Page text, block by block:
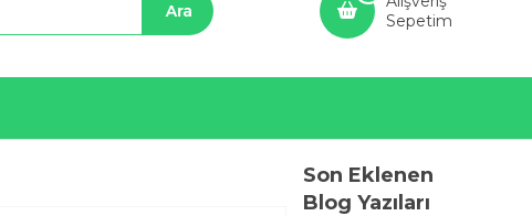
Sepetim
Son Eklenen
Blog Yazıları